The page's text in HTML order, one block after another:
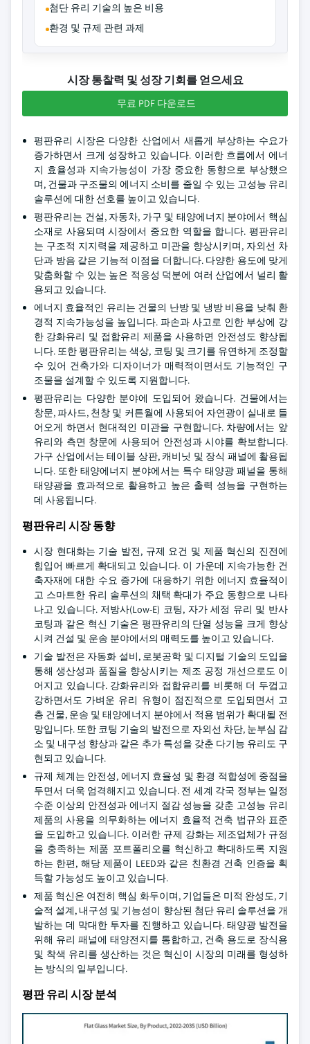
첨단 유리 기술의 높은 비용
환경 및 규제 관련 과제
시장 통찰력 및 성장 기회를 얻으세요
무료 PDF 다운로드
평판유리 시장은 다양한 산업에서 새롭게 부상하는 수요가
증가하면서 크게 성장하고 있습니다. 이러한 흐름에서 에너
지 효율성과 지속가능성이 가장 중요한 동향으로 부상했으
며, 건물과 구조물의 에너지 소비를 줄일 수 있는 고성능 유리
솔루션에 대한 선호를 높이고 있습니다.
평판유리는 건설, 자동차, 가구 및 태양에너지 분야에서 핵심
소재로 사용되며 시장에서 중요한 역할을 합니다. 평판유리
는 구조적 지지력을 제공하고 미관을 향상시키며, 자외선 차
단과 방음 같은 기능적 이점을 더합니다. 다양한 용도에 맞게
맞춤화할 수 있는 높은 적응성 덕분에 여러 산업에서 널리 활
용되고 있습니다.
에너지 효율적인 유리는 건물의 난방 및 냉방 비용을 낮춰 환
경적 지속가능성을 높입니다. 파손과 사고로 인한 부상에 강
한 강화유리 및 접합유리 제품을 사용하면 안전성도 향상됩
니다. 또한 평판유리는 색상, 코팅 및 크기를 유연하게 조정할
수 있어 건축가와 디자이너가 매력적이면서도 기능적인 구
조물을 설계할 수 있도록 지원합니다.
평판유리는 다양한 분야에 도입되어 왔습니다. 건물에서는
창문, 파사드, 천창 및 커튼월에 사용되어 자연광이 실내로 들
어오게 하면서 현대적인 미관을 구현합니다. 차량에서는 앞
유리와 측면 창문에 사용되어 안전성과 시야를 확보합니다.
가구 산업에서는 테이블 상판, 캐비닛 및 장식 패널에 활용됩
니다. 또한 태양에너지 분야에서는 특수 태양광 패널을 통해
태양광을 효과적으로 활용하고 높은 출력 성능을 구현하는
데 사용됩니다.
평판유리 시장 동향
시장 현대화는 기술 발전, 규제 요건 및 제품 혁신의 진전에
힘입어 빠르게 확대되고 있습니다. 이 가운데 지속가능한 건
축자재에 대한 수요 증가에 대응하기 위한 에너지 효율적이
고 스마트한 유리 솔루션의 채택 확대가 주요 동향으로 나타
나고 있습니다. 저방사(Low-E) 코팅, 자가 세정 유리 및 반사
코팅과 같은 혁신 기술은 평판유리의 단열 성능을 크게 향상
시켜 건설 및 운송 분야에서의 매력도를 높이고 있습니다.
기술 발전은 자동화 설비, 로봇공학 및 디지털 기술의 도입을
통해 생산성과 품질을 향상시키는 제조 공정 개선으로도 이
어지고 있습니다. 강화유리와 접합유리를 비롯해 더 두껍고
강하면서도 가벼운 유리 유형이 점진적으로 도입되면서 고
층 건물, 운송 및 태양에너지 분야에서 적용 범위가 확대될 전
망입니다. 또한 코팅 기술의 발전으로 자외선 차단, 눈부심 감
소 및 내구성 향상과 같은 추가 특성을 갖춘 다기능 유리도 구
현되고 있습니다.
규제 체계는 안전성, 에너지 효율성 및 환경 적합성에 중점을
두면서 더욱 엄격해지고 있습니다. 전 세계 각국 정부는 일정
수준 이상의 안전성과 에너지 절감 성능을 갖춘 고성능 유리
제품의 사용을 의무화하는 에너지 효율적 건축 법규와 표준
을 도입하고 있습니다. 이러한 규제 강화는 제조업체가 규정
을 충족하는 제품 포트폴리오를 혁신하고 확대하도록 지원
하는 한편, 해당 제품이 LEED와 같은 친환경 건축 인증을 획
득할 가능성도 높이고 있습니다.
제품 혁신은 여전히 핵심 화두이며, 기업들은 미적 완성도, 기
술적 설계, 내구성 및 기능성이 향상된 첨단 유리 솔루션을 개
발하는 데 막대한 투자를 진행하고 있습니다. 태양광 발전을
위해 유리 패널에 태양전지를 통합하고, 건축 용도로 장식용
및 착색 유리를 생산하는 것은 혁신이 시장의 미래를 형성하
는 방식의 일부입니다.
평판 유리 시장 분석